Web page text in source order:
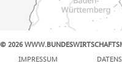
© 2026
IMPRESSUM